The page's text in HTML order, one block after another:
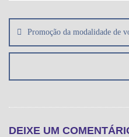
de
artigos
Promoção da modalidade de
DEIXE UM